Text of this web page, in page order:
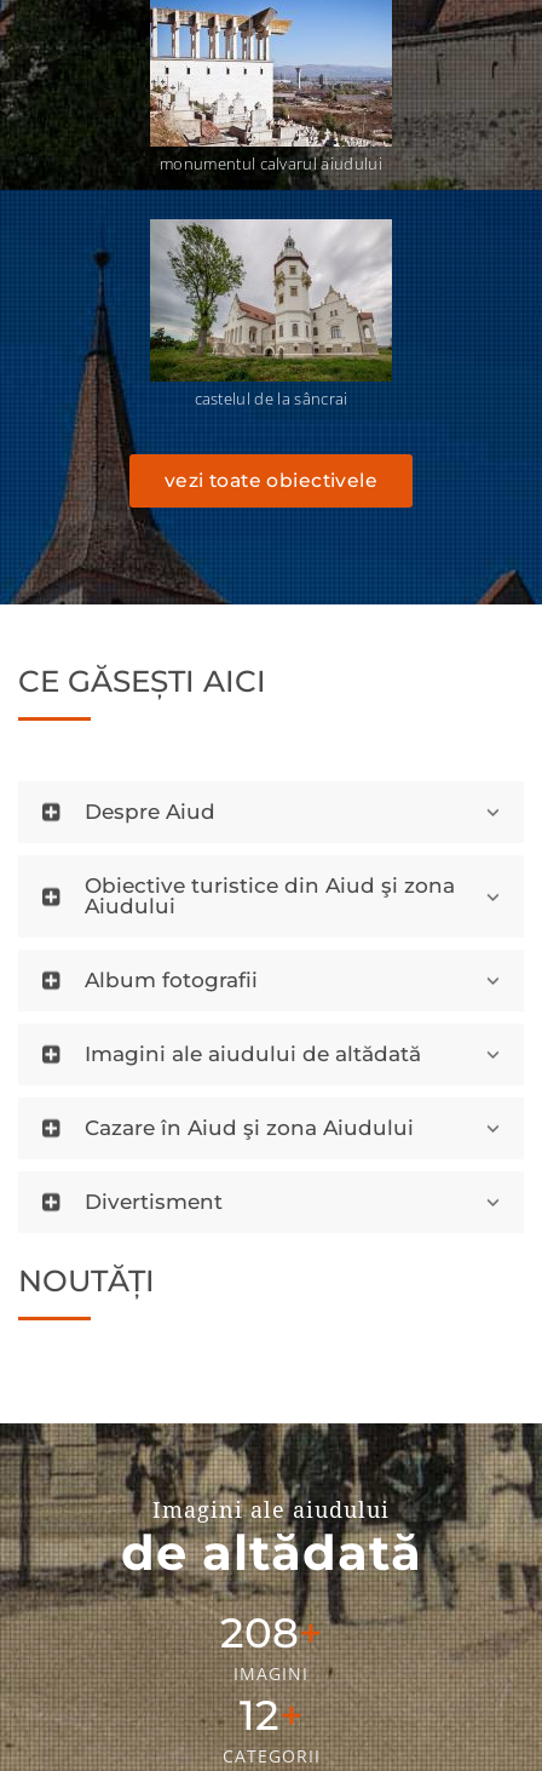
monumentul calvarul aiudului
castelul de la sâncrai
vezi toate obiectivele
CE GĂSEȘTI AICI
Despre Aiud
Obiective turistice din Aiud şi zona
Aiudului
Album fotografii
Imagini ale aiudului de altădată
Cazare în Aiud şi zona Aiudului
Divertisment
NOUTĂȚI
Imagini ale aiudului
de altădată
304
IMAGINI
18
CATEGORII